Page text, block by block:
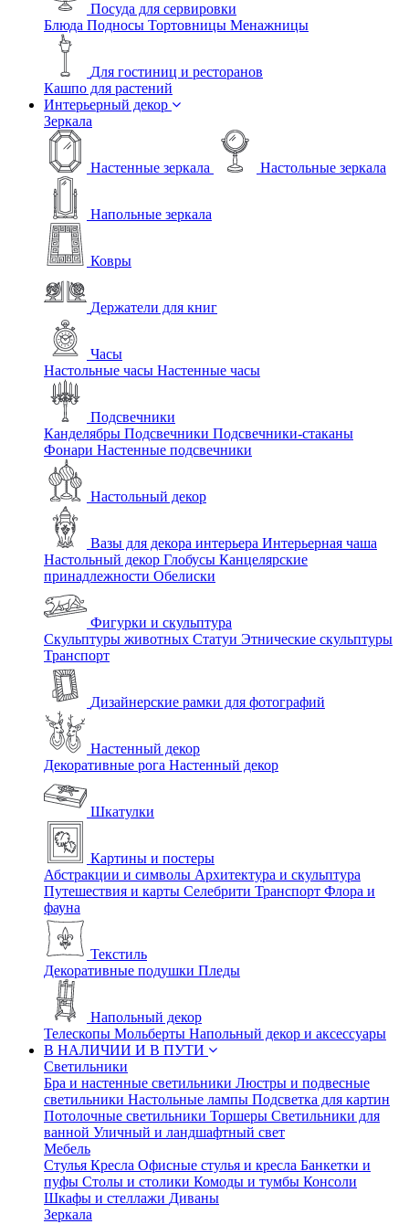
Посуда для сервировки
Блюда Подносы Тортовницы Менажницы
Для гостиниц и ресторанов
Кашпо для растений
Интерьерный декор
Зеркала
Настенные зеркала Настольные зеркала
Напольные зеркала
Ковры
Держатели для книг
Часы
Настольные часы Настенные часы
Подсвечники
Канделябры Подсвечники Подсвечники-стаканы
Фонари Настенные подсвечники
Настольный декор
Вазы для декора интерьера Интерьерная чаша
Настольный декор Глобусы Канцелярские
принадлежности Обелиски
Фигурки и скульптура
Скульптуры животных Статуи Этнические скульптуры
Транспорт
Дизайнерские рамки для фотографий
Настенный декор
Декоративные рога Настенный декор
Шкатулки
Картины и постеры
Абстракции и символы Архитектура и скульптура
Путешествия и карты Селебрити Транспорт Флора и
фауна
Текстиль
Декоративные подушки Пледы
Напольный декор
Телескопы Мольберты Напольный декор и аксессуары
В НАЛИЧИИ И В ПУТИ
Светильники
Бра и настенные светильники Люстры и подвесные
светильники Настольные лампы Подсветка для картин
Потолочные светильники Торшеры Светильники для
ванной Уличный и ландшафтный свет
Мебель
Стулья Кресла Офисные стулья и кресла Банкетки и
пуфы Столы и столики Комоды и тумбы Консоли
Шкафы и стеллажи Диваны
Зеркала